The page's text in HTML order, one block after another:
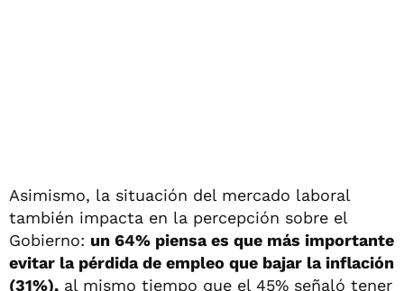
Asimismo, la situación del mercado laboral
también impacta en la percepción sobre el
Gobierno: un 64% piensa es que más importante
evitar la pérdida de empleo que bajar la inflación
(31%), al mismo tiempo que el 45% señaló tener